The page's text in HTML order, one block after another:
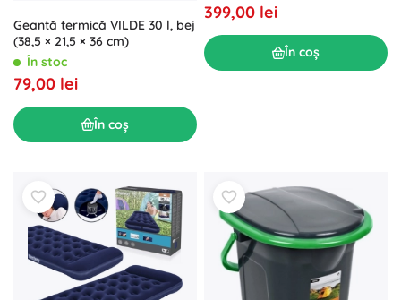
Geantă termică VILDE 30 l, bej
(38,5 × 21,5 × 36 cm)
În stoc
79,00 lei
În coș
399,00 lei
În coș